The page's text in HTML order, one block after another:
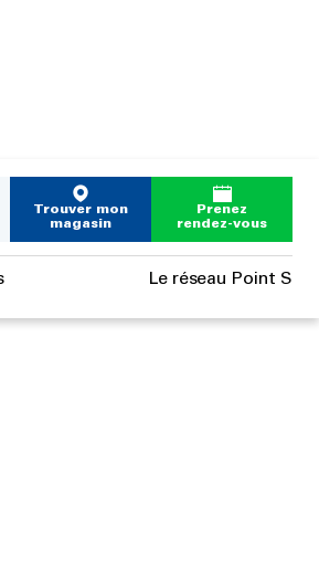
Trouver mon
magasin
Prenez
rendez-vous
Le réseau Point S